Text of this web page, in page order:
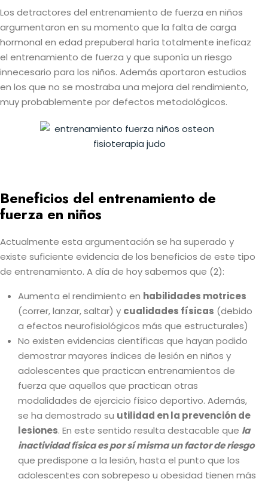
Los detractores del entrenamiento de fuerza en niños
argumentaron en su momento que la falta de carga
hormonal en edad prepuberal haría totalmente ineficaz
el entrenamiento de fuerza y que suponía un riesgo
innecesario para los niños. Además aportaron estudios
en los que no se mostraba una mejora del rendimiento,
muy probablemente por defectos metodológicos.
Beneficios del entrenamiento de
fuerza en niños
Actualmente esta argumentación se ha superado y
existe suficiente evidencia de los beneficios de este tipo
de entrenamiento. A día de hoy sabemos que (2):
Aumenta el rendimiento en habilidades motrices
(correr, lanzar, saltar) y cualidades físicas (debido
a efectos neurofisiológicos más que estructurales)
No existen evidencias científicas que hayan podido
demostrar mayores índices de lesión en niños y
adolescentes que practican entrenamientos de
fuerza que aquellos que practican otras
modalidades de ejercicio físico deportivo. Además,
se ha demostrado su utilidad en la prevención de
lesiones. En este sentido resulta destacable que la
inactividad física es por sí misma un factor de riesgo
que predispone a la lesión, hasta el punto que los
adolescentes con sobrepeso u obesidad tienen más